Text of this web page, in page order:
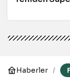
Haberler